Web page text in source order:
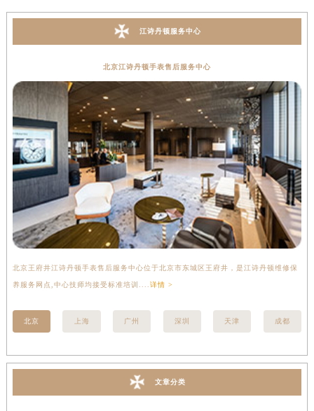
江诗丹顿服务中心
北京江诗丹顿手表售后服务中心
北京王府井江诗丹顿手表售后服务中心位于北京市东城区王府井，是江诗丹顿维修保
养服务网点,中心技师均接受标准培训.... 详情 >
北京 上海 广州 深圳 天津 成都
文章分类